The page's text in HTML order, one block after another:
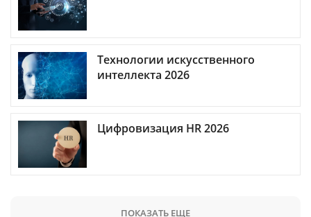
Технологии искусственного
интеллекта 2026
Цифровизация HR 2026
ПОКАЗАТЬ ЕЩЕ